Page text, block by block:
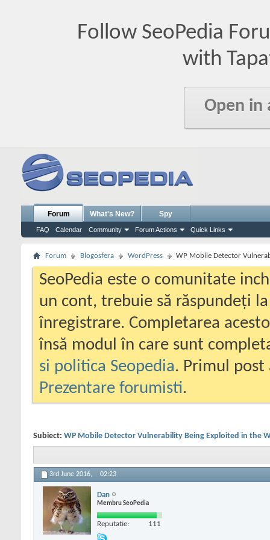
Follow SeoPedia
with
Open in
Forum
FAQ Calendar Community Forum Actions Quick Links
What's New? Spy
Forum Blogosfera WordPress WP Mobile Detector
SeoPedia este o comunitate
un cont, trebuie să răspundeți
înregistrare. Completarea
însă modul în care sunt
si politica Seopedia. Primul
Prezentare forumisti.
Subiect: WP Mobile Detector Vulnerability Being Exploited in the
3rd June 2016, 02:23
Dan
Membru SeoPedia
Reputatie: 111